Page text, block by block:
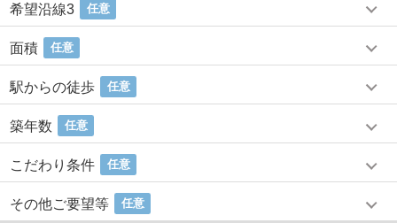
希望沿線3 任意
面積 任意
駅からの徒歩 任意
築年数 任意
こだわり条件 任意
その他ご要望等 任意